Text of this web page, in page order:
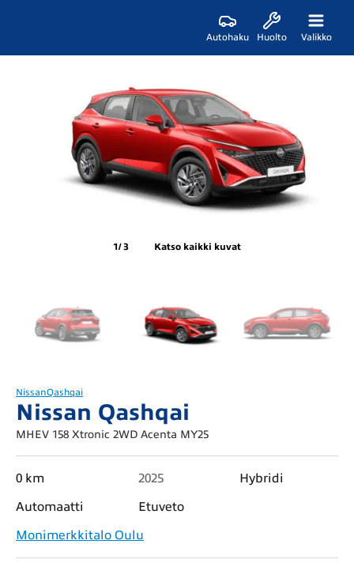
Autohaku Huolto Valikko
1/ 3 Katso kaikki kuvat
NissanQashqai
Nissan Qashqai
MHEV 158 Xtronic 2WD Acenta MY25
0 km 2025
Hybridi
Automaatti
Etuveto
Monimerkkitalo Oulu